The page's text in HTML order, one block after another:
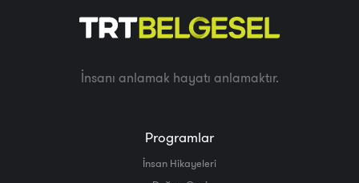
İnsanı anlamak hayatı anlamaktır.
Programlar
İnsan Hikayeleri